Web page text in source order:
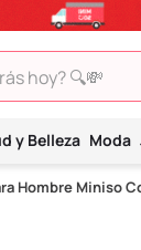
🔍💸
y Belleza Moda
Hombre Miniso